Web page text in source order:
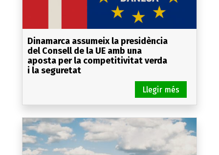
Dinamarca assumeix la presidència
del Consell de la UE amb una
aposta per la competitivitat verda
i la seguretat